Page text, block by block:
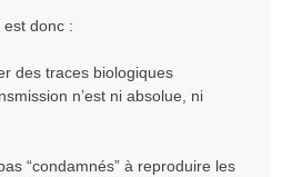
est donc :
des traces biologiques
n’est ni absolue, ni
“condamnés” à reproduire les